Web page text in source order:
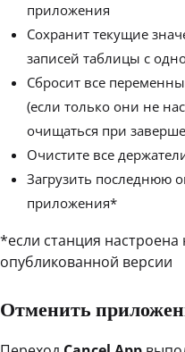
приложения
Сохранит текущие
записей таблицы с
Сбросит все
(если только они не
очищаться при
Очистите все
Загрузить последнюю
приложения*
*если станция настроена
опубликованной версии
Отменить